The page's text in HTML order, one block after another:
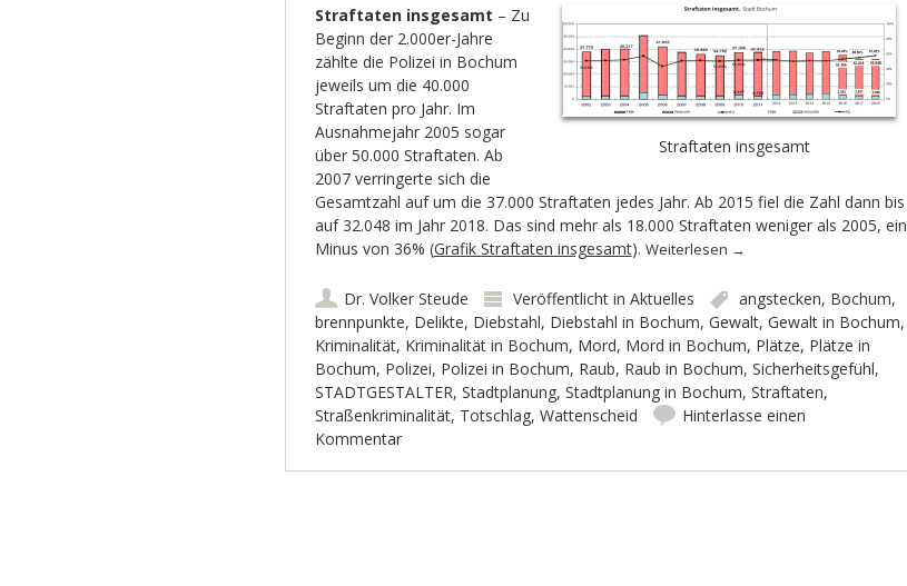
Straftaten insgesamt
Straftaten insgesamt – Zu
Beginn der 2.000er-Jahre
zählte die Polizei in Bochum
jeweils um die 40.000
Straftaten pro Jahr. Im
Ausnahmejahr 2005 sogar
über 50.000 Straftaten. Ab
2007 verringerte sich die
Gesamtzahl auf um die 37.000 Straftaten jedes Jahr. Ab 2015 fiel die Zahl dann bis
auf 32.048 im Jahr 2018. Das sind mehr als 18.000 Straftaten weniger als 2005, ein
Minus von 36% (Grafik Straftaten insgesamt). Weiterlesen →
Dr. Volker Steude Veröffentlicht in Aktuelles angstecken, Bochum,
brennpunkte, Delikte, Diebstahl, Diebstahl in Bochum, Gewalt, Gewalt in Bochum,
Kriminalität, Kriminalität in Bochum, Mord, Mord in Bochum, Plätze, Plätze in
Bochum, Polizei, Polizei in Bochum, Raub, Raub in Bochum, Sicherheitsgefühl,
STADTGESTALTER, Stadtplanung, Stadtplanung in Bochum, Straftaten,
Straßenkriminalität, Totschlag, Wattenscheid
Hinterlasse einen
Kommentar